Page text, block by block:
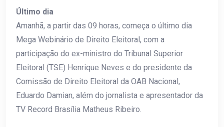
Último dia
Amanhã, a partir das 09 horas, começa o último dia
Mega Webinário de Direito Eleitoral, com a
participação do ex-ministro do Tribunal Superior
Eleitoral (TSE) Henrique Neves e do presidente da
Comissão de Direito Eleitoral da OAB Nacional,
Eduardo Damian, além do jornalista e apresentador da
TV Record Brasília Matheus Ribeiro.